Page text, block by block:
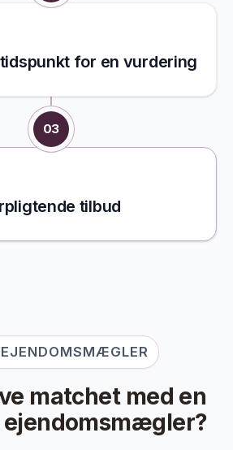
for en vurdering
03
tilbud
matchet med en